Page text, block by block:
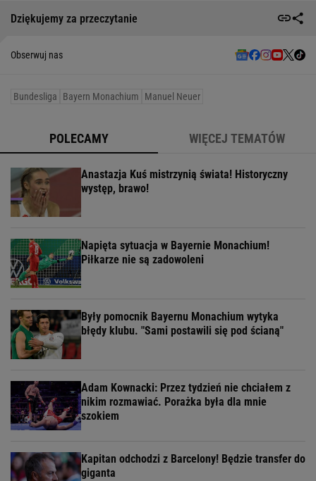
Dziękujemy za przeczytanie
Obserwuj nas
Bundesliga Bayern Monachium Manuel Neuer
POLECAMY WIĘCEJ TEMATÓW
Anastazja Kuś mistrzynią świata! Historyczny
występ, brawo!
Napięta sytuacja w Bayernie Monachium!
Piłkarze nie są zadowoleni
Były pomocnik Bayernu Monachium wytyka
błędy klubu. "Sami postawili się pod ścianą"
Adam Kownacki: Przez tydzień nie chciałem z
nikim rozmawiać. Porażka była dla mnie
szokiem
Kapitan odchodzi z Barcelony! Będzie transfer do
giganta